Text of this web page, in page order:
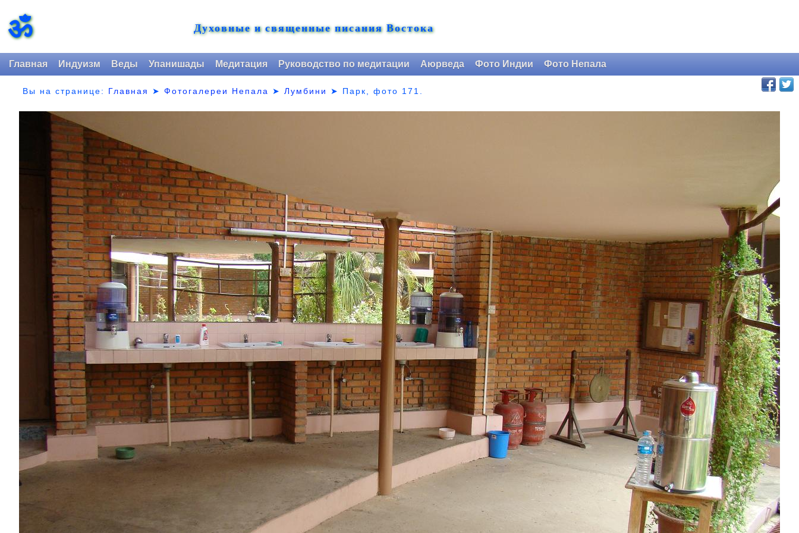
ॐ Духовные и священные писания Востока
Главная Индуизм Веды Упанишады Медитация Руководство по медитации Аюрведа Фото Индии Фото Непала
Вы на странице: Главная ➤Фотогалереи Непала ➤Лумбини ➤ Парк,фото 171.